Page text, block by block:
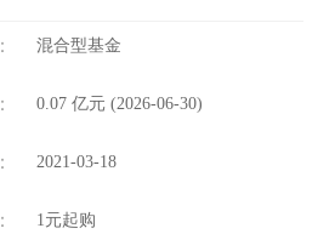
混合型基金
0.07 亿元 (2026-06-30)
2021-03-18
1元起购